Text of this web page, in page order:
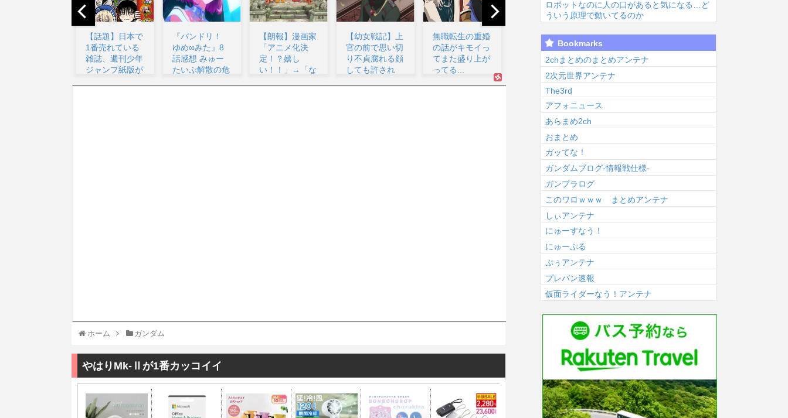
【アニメ】『ヤ
ニねこ』の喫煙
や覚醒剤の注射
シーン、青少年
『バンドリ！
ゆめ∞みた』8
話感想 みゅー
たいぷ解散の危
【朗報】漫画家
「アニメ化決
定！？嬉し
い！！」→「な
【幼女戦記】上
官の前で思い切
り不貞腐れる顔
しても許され
無職転生の重婚
の話がキモイっ
てまた盛り上が
ってる...
ホーム ガンダム
やはりMk-Ⅱが1番カッコイイ
ロボットなのに人の口があると気になる…ど
ういう原理で動いてるのか
Bookmarks
2chまとめのまとめアンテナ
2次元世界アンテナ
The3rd
アフォニュース
あらまめ2ch
おまとめ
ガッてな！
ガンダムブログ-情報戦仕様-
ガンプラログ
このワロｗｗｗ まとめアンテナ
しぃアンテナ
にゅーすなう！
にゅーぷる
ぷぅアンテナ
プレバン速報
仮面ライダーなう！アンテナ